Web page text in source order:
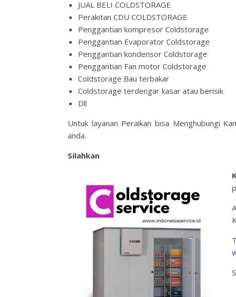
JUAL BELI COLDSTORAGE
Perakitan CDU COLDSTORAGE
Penggantian kompresor Coldstorage
Penggantian Evaporator Coldstorage
Penggantian kondensor Coldstorage
Penggantian Fan motor Coldstorage
Coldstorage Bau terbakar
Coldstorage terdengar kasar atau berisik
Dll
Untuk layanan Peraikan bisa Menghubungi
anda.
Silahkan